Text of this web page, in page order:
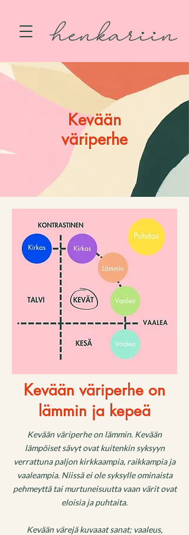
Kevään
väriperhe
Kevään väriperhe on
lämmin ja kepeä
Kevään väriperhe on lämmin. Kevään
lämpöiset sävyt ovat kuitenkin syksyyn
verrattuna paljon kirkkaampia, raikkampia ja
vaaleampia. Niissä ei ole syksylle ominaista
pehmeyttä tai murtuneisuutta vaan värit ovat
eloisia ja puhtaita.
Kevään värejä kuvaaat sanat; vaaleus,